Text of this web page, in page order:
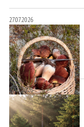
27.07.2026
27.07.2026